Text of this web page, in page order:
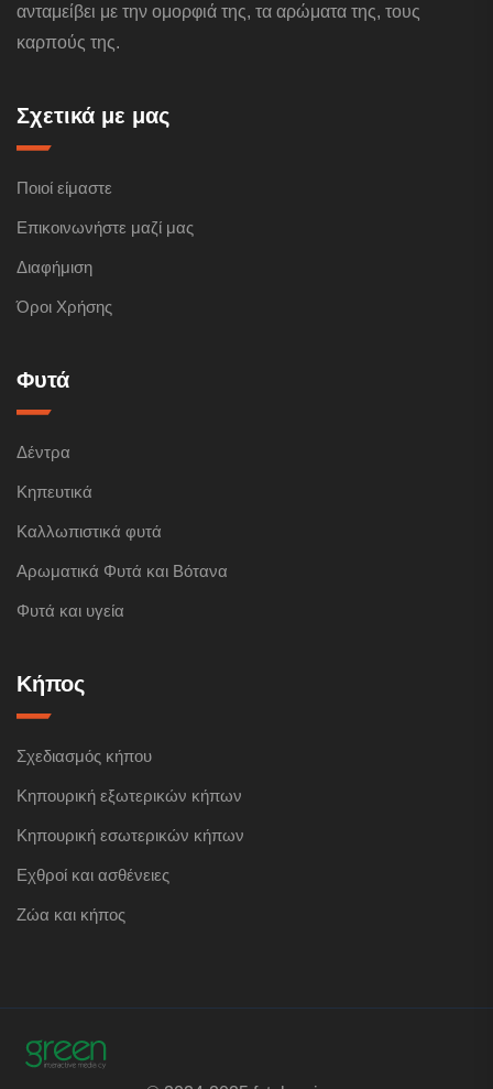
ανταμείβει με την ομορφιά της, τα αρώματα της, τους
καρπούς της.
Σχετικά με μας
Ποιοί είμαστε
Επικοινωνήστε μαζί μας
Διαφήμιση
Όροι Χρήσης
Φυτά
Δέντρα
Κηπευτικά
Καλλωπιστικά φυτά
Αρωματικά Φυτά και Βότανα
Φυτά και υγεία
Κήπος
Σχεδιασμός κήπου
Κηπουρική εξωτερικών κήπων
Κηπουρική εσωτερικών κήπων
Εχθροί και ασθένειες
Ζώα και κήπος